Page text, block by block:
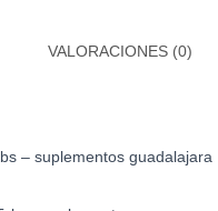
VALORACIONES (0)
– suplementos guadalajara